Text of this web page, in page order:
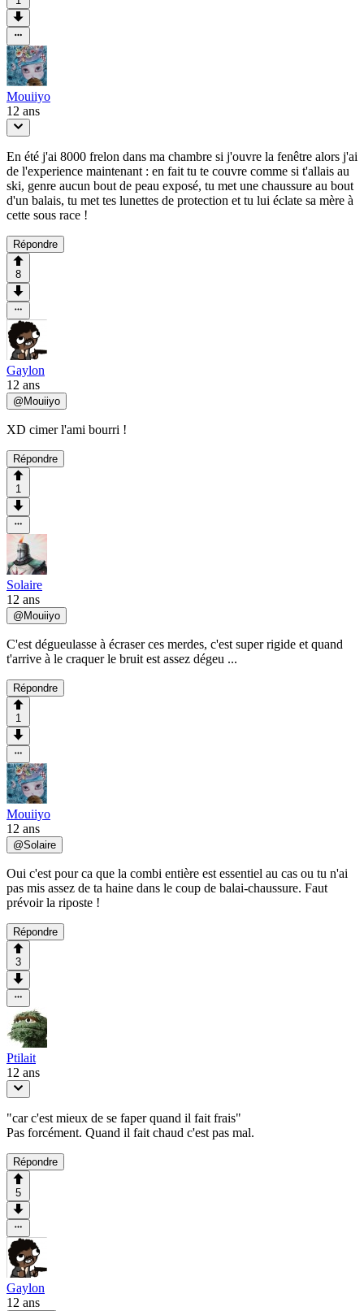
Mouiiyo
12 ans
En été j'ai 8000 frelon dans ma chambre si j'ouvre la fenêtre alors j'ai
de l'experience maintenant : en fait tu te couvre comme si t'allais au
ski, genre aucun bout de peau exposé, tu met une chaussure au bout
d'un balais, tu met tes lunettes de protection et tu lui éclate sa mère à
cette sous race !
Répondre
8
Gaylon
12 ans
@ Mouiiyo
XD cimer l'ami bourri !
Répondre
1
Solaire
12 ans
@ Mouiiyo
C'est dégueulasse à écraser ces merdes, c'est super rigide et quand
t'arrive à le craquer le bruit est assez dégeu ...
Répondre
1
Mouiiyo
12 ans
@Solaire
Oui c'est pour ca que la combi entière est essentiel au cas ou tu n'ai
pas mis assez de ta haine dans le coup de balai-chaussure. Faut
prévoir la riposte !
Répondre
3
Ptilait
12 ans
"car c'est mieux de se faper quand il fait frais"
Pas forcément. Quand il fait chaud c'est pas mal.
Répondre
5
Gaylon
12 ans